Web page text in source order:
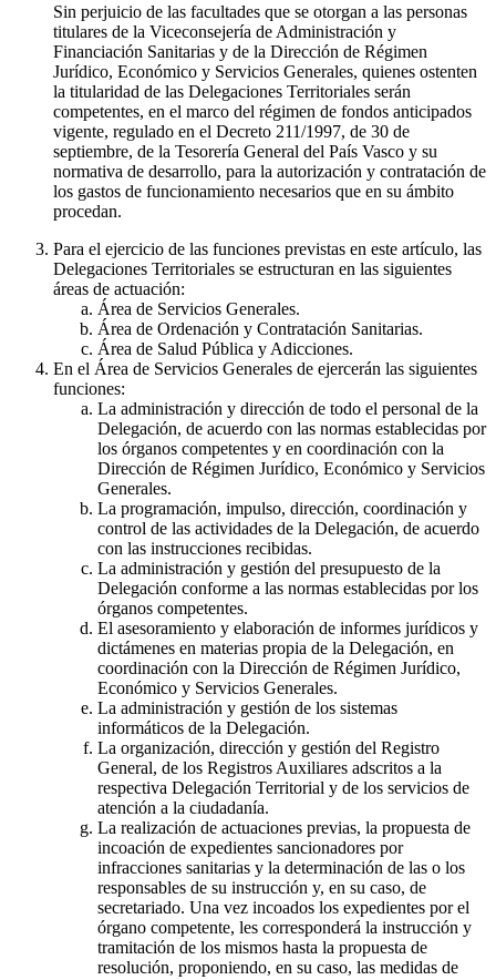
Sin perjuicio de las facultades que se otorgan a las personas
titulares de la Viceconsejería de Administración y
Financiación Sanitarias y de la Dirección de Régimen
Jurídico, Económico y Servicios Generales, quienes ostenten
la titularidad de las Delegaciones Territoriales serán
competentes, en el marco del régimen de fondos anticipados
vigente, regulado en el Decreto 211/1997, de 30 de
septiembre, de la Tesorería General del País Vasco y su
normativa de desarrollo, para la autorización y contratación de
los gastos de funcionamiento necesarios que en su ámbito
procedan.
Para el ejercicio de las funciones previstas en este artículo, las
Delegaciones Territoriales se estructuran en las siguientes
áreas de actuación:
Área de Servicios Generales.
Área de Ordenación y Contratación Sanitarias.
Área de Salud Pública y Adicciones.
En el Área de Servicios Generales de ejercerán las siguientes
funciones:
La administración y dirección de todo el personal de la
Delegación, de acuerdo con las normas establecidas por
los órganos competentes y en coordinación con la
Dirección de Régimen Jurídico, Económico y Servicios
Generales.
La programación, impulso, dirección, coordinación y
control de las actividades de la Delegación, de acuerdo
con las instrucciones recibidas.
La administración y gestión del presupuesto de la
Delegación conforme a las normas establecidas por los
órganos competentes.
El asesoramiento y elaboración de informes jurídicos y
dictámenes en materias propia de la Delegación, en
coordinación con la Dirección de Régimen Jurídico,
Económico y Servicios Generales.
La administración y gestión de los sistemas
informáticos de la Delegación.
La organización, dirección y gestión del Registro
General, de los Registros Auxiliares adscritos a la
respectiva Delegación Territorial y de los servicios de
atención a la ciudadanía.
La realización de actuaciones previas, la propuesta de
incoación de expedientes sancionadores por
infracciones sanitarias y la determinación de las o los
responsables de su instrucción y, en su caso, de
secretariado. Una vez incoados los expedientes por el
órgano competente, les corresponderá la instrucción y
tramitación de los mismos hasta la propuesta de
resolución, proponiendo, en su caso, las medidas de